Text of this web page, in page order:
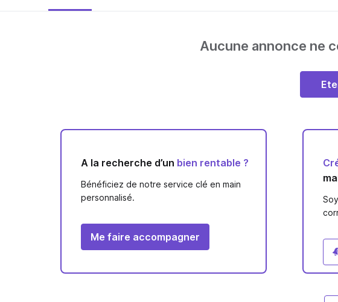
Aucune annonce ne
A la recherche d’un bien rentable ?
Bénéficiez de notre service clé en main
personnalisé.
Me faire accompagner